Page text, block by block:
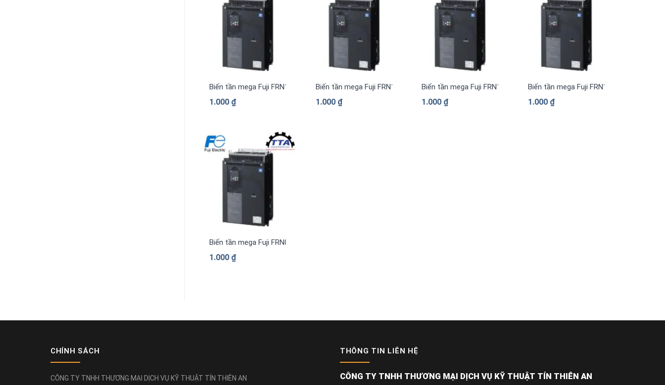
Biến tần mega Fuji FRN1480G2S-4G 3 pha 380 V
1.000 ₫
Biến tần mega Fuji FRN1385G2S-4G 3 pha 380 V
1.000 ₫
Biến tần mega Fuji FRN1169G2S-4G 3 pha 380 V
1.000 ₫
Biến tần mega Fuji FRN1039G2S-4G 3
1.000 ₫
Biến tần mega Fuji FRN0840G2S-4G 3 pha 380 V
1.000 ₫
CHÍNH SÁCH
CÔNG TY TNHH THƯƠNG MẠI DỊCH VỤ KỸ THUẬT TÍN THIÊN AN
THÔNG TIN LIÊN HỆ
CÔNG TY TNHH THƯƠNG MẠI DỊCH VỤ KỸ THUẬT TÍN THIÊN AN